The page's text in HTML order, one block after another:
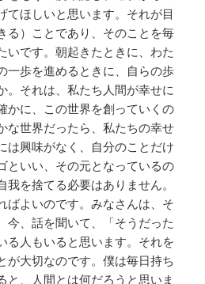
てほしいと思います。それが目
る）ことであり、そのことを毎
いです。朝起きたときに、わた
一歩を進めるときに、自らの歩
。それは、私たち人間が幸せに
かに、この世界を創っていくの
な世界だったら、私たちの幸せ
は興味がなく、自分のことだけ
といい、その元となっているの
を捨てる必要はありません。
ばよいのです。みなさんは、そ
今、話を聞いて、「そうだった
る人もいると思います。それを
が大切なのです。僕は毎日持ち
と、人間とは何だろうと思いま